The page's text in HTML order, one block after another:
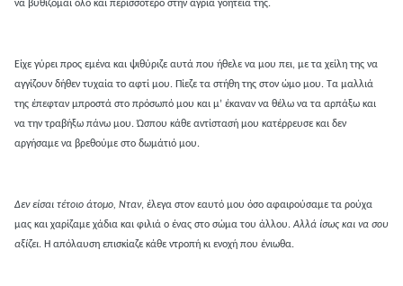
να βυθίζομαι όλο και περισσότερο στην άγρια γοητεία της.
Είχε γύρει προς εμένα και ψιθύριζε αυτά που ήθελε να μου πει, με τα χείλη της να
αγγίζουν δήθεν τυχαία το αφτί μου. Πίεζε τα στήθη της στον ώμο μου. Τα μαλλιά
της έπεφταν μπροστά στο πρόσωπό μου και μ’ έκαναν να θέλω να τα αρπάξω και
να την τραβήξω πάνω μου. Ώσπου κάθε αντίστασή μου κατέρρευσε και δεν
αργήσαμε να βρεθούμε στο δωμάτιό μου.
Δεν είσαι τέτοιο άτομο, Νταν, έλεγα στον εαυτό μου όσο αφαιρούσαμε τα ρούχα
μας και χαρίζαμε χάδια και φιλιά ο ένας στο σώμα του άλλου.Αλλά ίσως και να σου
αξίζει. Η απόλαυση επισκίαζε κάθε ντροπή κι ενοχή που ένιωθα.